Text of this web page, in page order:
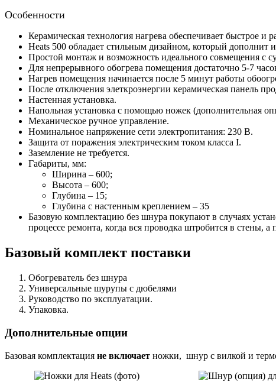
Особенности
Керамическая технология нагрева обеспечивает быстрое
Heats 500 обладает стильным дизайном, который дополнит
Простой монтаж и возможность идеального совмещения с
Для непрерывного обогрева помещения достаточно 5-7
Нагрев помещения начинается после 5 минут работы
После отключения элеткроэнергии керамическая панель
Настенная установка.
Напольная установка с помощью ножек (дополнительная
Механическое ручное управление.
Номинальное напряжение сети электропитания: 230 В.
Защита от поражения электрическим током класса І.
Заземление не требуется.
Габариты, мм:
Ширина – 600;
Высота – 600;
Глубина – 15;
Глубина с настенным креплением – 35
Базовую комплектацию без шнура покупают в случаях
процессе ремонта, когда вся проводка штробится в стены,
Базовый комплект поставки
Обогреватель без шнура
Универсальные шурупы с дюбелями
Руководство по эксплуатации.
Упаковка.
Дополнительные опции
Базовая комплектация не включает ножки, шнур с вилкой и